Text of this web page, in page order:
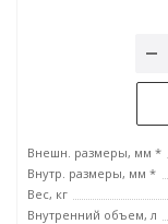
Внешн. размеры, мм *
Внутр. размеры, мм *
Вес, кг
Внутренний объем, л